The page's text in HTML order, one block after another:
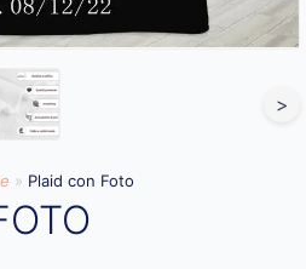
>
» Plaid con Foto